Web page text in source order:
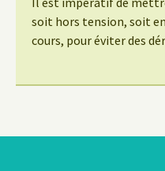
soit hors tension, soit
cours, pour éviter des